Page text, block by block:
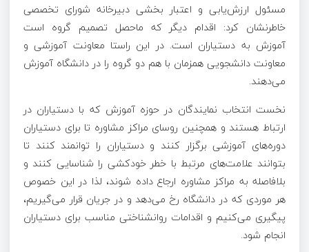
مسئول ارزش‌یابی و اعتبار بخشی دبیرخانه شورای تخصصی
خاطرنشان کرد: اقدام دیگر که ماحصل تصمیم گروه است
آموزش به دستیاران است. در این راستا معاونت آموزشی و
معاونت دانشجویی همزمان با هم دو گروه را در دانشگاه آموزش
می‌دهند.
نخست انتخاب نمایندگان در حوزه آموزش که با دستیاران در
ارتباط هستند و همچنین روسای مراکز مشاوره تا برای دستیاران
دوره‌های آموزشی برگزار کنند و دستیاران را توانمند کنند تا
بتوانند علامت‌های مرتبط با خطر خودکشی را شناسایی کنند و
بلافاصله به مراکز مشاوره ارجاع داده شوند، لذا در این خصوص
هر موردی که در دانشگاه رخ می‌دهد و در جریان قرار می‌گیریم،
پیگیری می‌کنیم و اقدامات روانشناختی مناسب برای دستیاران
انجام شود.